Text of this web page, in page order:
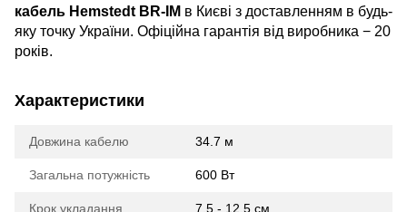
кабель Hemstedt BR-IM в Києві з доставленням в будь-
яку точку України. Офіційна гарантія від виробника − 20
років.
Характеристики
Довжина кабелю 34.7 м
Загальна потужність 600 Вт
Крок укладання 7.5 - 12.5 см